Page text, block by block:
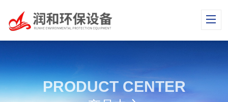
PRODUCT CENTER